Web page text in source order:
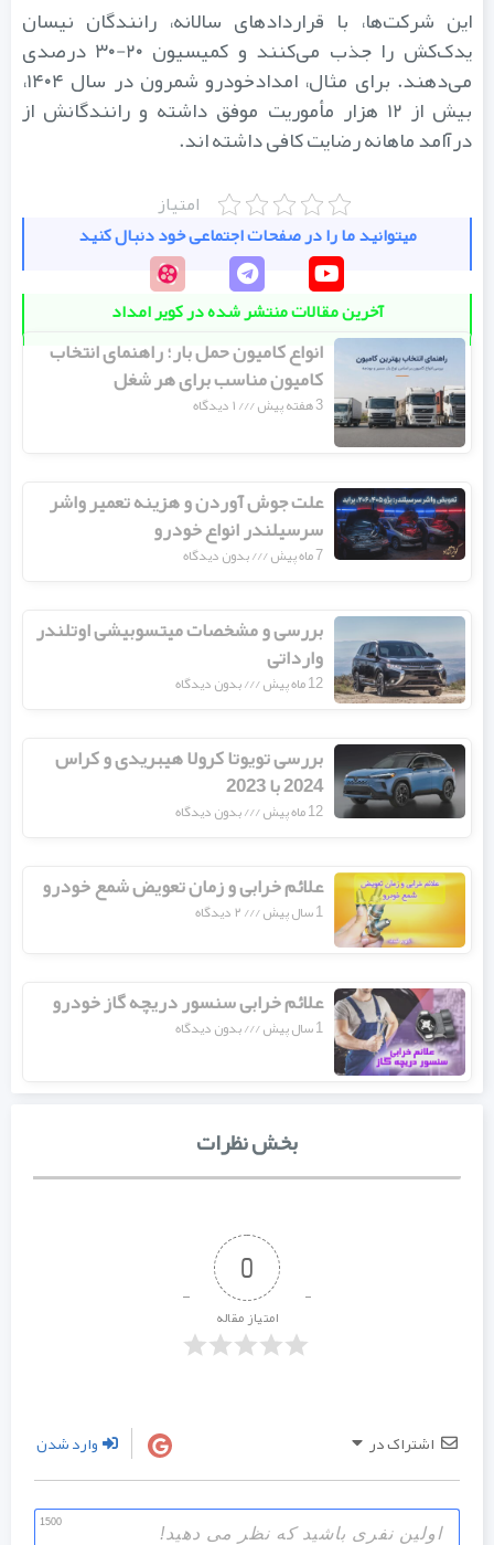
این شرکت‌ها، با قراردادهای سالانه، رانندگان نیسان
یدک‌کش را جذب می‌کنند و کمیسیون ۲۰-۳۰ درصدی
می‌دهند. برای مثال، امدادخودرو شمرون در سال ۱۴۰۴،
بیش از ۱۲ هزار مأموریت موفق داشته و رانندگانش از
درآامد ماهانه رضایت کافی داشته اند.
امتیاز
میتوانید ما را در صفحات اجتماعی خود دنبال کنید
آخرین مقالات منتشر شده در کویر امداد
انواع کامیون حمل بار؛ راهنمای انتخاب
کامیون مناسب برای هر شغل
3 هفته پیش ۱ دیدگاه
علت جوش آوردن و هزینه تعمیر واشر
سرسیلندر انواع خودرو
7 ماه پیش بدون دیدگاه
بررسی و مشخصات میتسوبیشی اوتلندر
وارداتی
12 ماه پیش بدون دیدگاه
بررسی تویوتا کرولا هیبریدی و کراس
2024 با 2023
12 ماه پیش بدون دیدگاه
علائم خرابی و زمان تعویض شمع خودرو
۲ دیدگاه
علائم خرابی سنسور دریچه گاز خودرو
1 سال پیش بدون دیدگاه
بخش نظرات
امتیاز مقاله
اشتراک در وارد شدن